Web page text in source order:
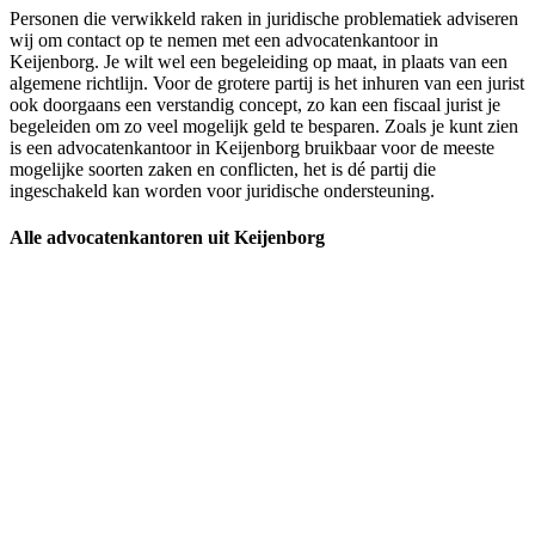
Personen die verwikkeld raken in juridische problematiek adviseren
wij om contact op te nemen met een advocatenkantoor in
Keijenborg. Je wilt wel een begeleiding op maat, in plaats van een
algemene richtlijn. Voor de grotere partij is het inhuren van een jurist
ook doorgaans een verstandig concept, zo kan een fiscaal jurist je
begeleiden om zo veel mogelijk geld te besparen. Zoals je kunt zien
is een advocatenkantoor in Keijenborg bruikbaar voor de meeste
mogelijke soorten zaken en conflicten, het is dé partij die
ingeschakeld kan worden voor juridische ondersteuning.
Alle advocatenkantoren uit Keijenborg